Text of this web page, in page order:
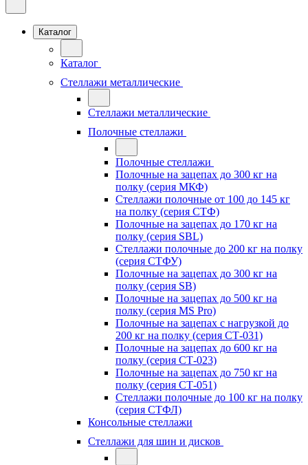
Каталог
Каталог
Стеллажи металлические
Стеллажи металлические
Полочные стеллажи
Полочные стеллажи
Полочные на зацепах до 300 кг на
полку (серия МКФ)
Стеллажи полочные от 100 до 145 кг
на полку (серия СТФ)
Полочные на зацепах до 170 кг на
полку (серия SBL)
Стеллажи полочные до 200 кг на полку
(серия СТФУ)
Полочные на зацепах до 300 кг на
полку (серия SB)
Полочные на зацепах до 500 кг на
полку (серия MS Pro)
Полочные на зацепах с нагрузкой до
200 кг на полку (серия СТ-031)
Полочные на зацепах до 600 кг на
полку (серия СТ-023)
Полочные на зацепах до 750 кг на
полку (серия СТ-051)
Стеллажи полочные до 100 кг на полку
(серия СТФЛ)
Консольные стеллажи
Стеллажи для шин и дисков